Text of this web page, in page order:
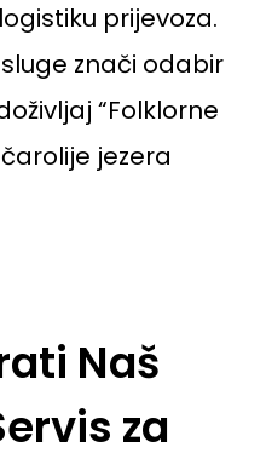
prijevoza.
znači odabir
“Folklorne
jezera
Naš
za